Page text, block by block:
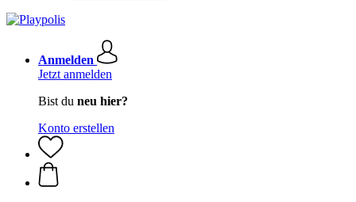
Anmelden
Jetzt anmelden
Bist du neu hier?
Konto erstellen